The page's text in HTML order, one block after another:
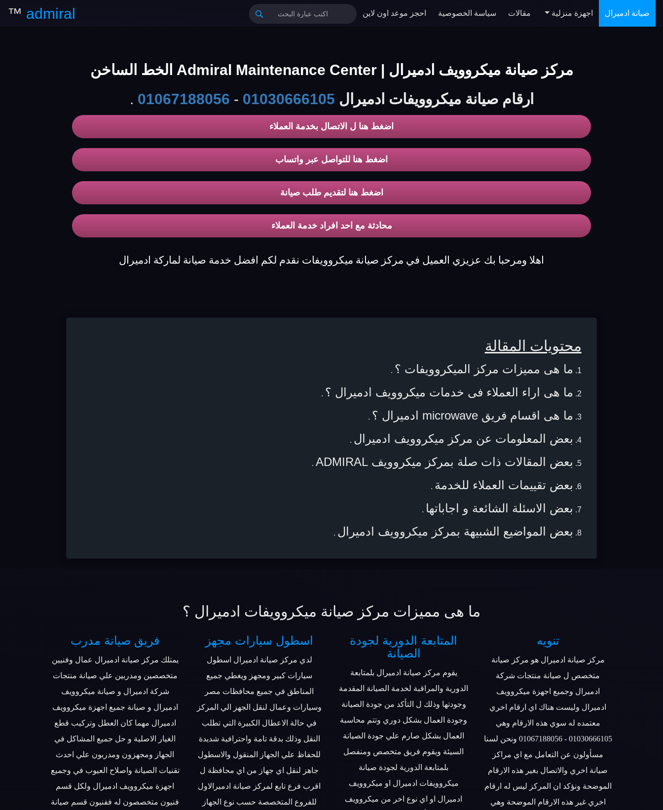
admiral
™ صيانة ادميرال اجهزة منزلية مقالات سياسة الخصوصية احجز موعد اون لاين
مركز صيانة ميكروويف ادميرال | Admiral Maintenance Center الخط الساخن
ارقام صيانة ميكروويفات ادميرال 01030666105
-
01067188056
.
اضغط هنا ل الاتصال بخدمة العملاء
اضغط هنا للتواصل عبر واتساب
اضغط هنا لتقديم طلب صيانة
محادثة مع احد افراد خدمة العملاء
اهلا ومرحبا بك عزيزي العميل في مركز صيانة ميكروويفات نقدم لكم افضل خدمة صيانة لماركة ادميرال
محتويات المقالة
ما هى مميزات مركز الميكروويفات ؟ .
ما هى اراء العملاء فى خدمات ميكروويف ادميرال ؟ .
ما هى اقسام فريق microwave ادميرال ؟ .
بعض المعلومات عن مركز ميكروويف ادميرال .
بعض المقالات ذات صلة بمركز ميكروويف ADMIRAL .
بعض تقييمات العملاء للخدمة .
بعض الاسئلة الشائعة و اجاباتها .
بعض المواضيع الشبيهة بمركز ميكروويف ادميرال .
ما هى مميزات مركز صيانة ميكروويفات ادميرال ؟
فريق صيانة مدرب
يمتلك مركز صيانة ادميرال عمال وفنيين
متخصصين ومدربين علي صيانة منتجات
شركة ادميرال و صيانة ميكروويف
ادميرال و صيانة جميع اجهزة ميكروويف
ادميرال مهما كان العطل وتركيب قطع
الغيار الاصلية و حل جميع المشاكل في
الجهاز ومجهزون ومدربون علي احدث
تقنيات الصيانة واصلاح العيوب في وجميع
اجهزة ميكروويف ادميرال ولكل قسم
فنيون متخصصون له ففنيون قسم صيانة
اسطول سيارات مجهز
لدي مركز صيانة ادميرال اسطول
سيارات كبير ومجهز ويغطي جميع
المناطق في جميع محافظات مصر
وسيارات وعمال لنقل الجهز الي المركز
في حالة الاعطال الكبيرة التي تطلب
النقل وذلك بدقة تامة واحترافية شديدة
للحفاظ علي الجهاز المنقول والاسطول
جاهز لنقل اي جهاز من اي محافظة ل
اقرب فرع تابع لمركز صيانة ادميرالاول
للفروع المتخصصة حسب نوع الجهاز
المتابعة الدورية لجودة
الصيانة
يقوم مركز صيانة ادميرال بلمتابعة
الدورية والمراقبة لخدمة الصيانة المقدمة
وجودتها وذلك ل التأكد من جودة الصيانة
وجودة العمال بشكل دوري وتتم محاسبة
العمال بشكل صارم علي جودة الصيانة
السيئة ويقوم فريق متخصص ومنفصل
بلمتابعة الدورية لجودة صيانة
ميكروويفات ادميرال او ميكروويف
ادميرال او اي نوع اخر من ميكروويف
تنويه
مركز صيانة ادميرال هو مركز صيانة
متخصص ل صيانة منتجات شركة
ادميرال وجميع اجهزة ميكروويف
ادميرال وليست هناك اي ارقام اخري
معتمده له سوي هذه الارقام وهي
01030666105 - 01067188056 ونحن لسنا
مسأولون عن التعامل مع اي مراكز
صيانة اخري والاتصال بغير هذه الارقام
الموضحة ونؤكد ان المركز ليس له ارقام
اخري غير هذه الارقام الموضحة وهي